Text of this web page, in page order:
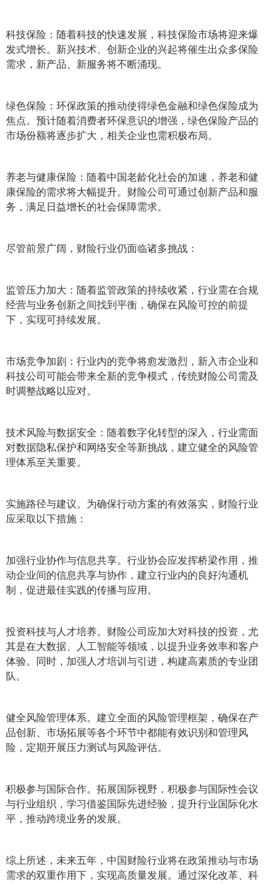
科技保险：随着科技的快速发展，科技保险市场将迎来爆
发式增长。新兴技术、创新企业的兴起将催生出众多保险
需求，新产品、新服务将不断涌现。
绿色保险：环保政策的推动使得绿色金融和绿色保险成为
焦点。预计随着消费者环保意识的增强，绿色保险产品的
市场份额将逐步扩大，相关企业也需积极布局。
养老与健康保险：随着中国老龄化社会的加速，养老和健
康保险的需求将大幅提升。财险公司可通过创新产品和服
务，满足日益增长的社会保障需求。
尽管前景广阔，财险行业仍面临诸多挑战：
监管压力加大：随着监管政策的持续收紧，行业需在合规
经营与业务创新之间找到平衡，确保在风险可控的前提
下，实现可持续发展。
市场竞争加剧：行业内的竞争将愈发激烈，新入市企业和
科技公司可能会带来全新的竞争模式，传统财险公司需及
时调整战略以应对。
技术风险与数据安全：随着数字化转型的深入，行业需面
对数据隐私保护和网络安全等新挑战，建立健全的风险管
理体系至关重要。
实施路径与建议。为确保行动方案的有效落实，财险行业
应采取以下措施：
加强行业协作与信息共享。行业协会应发挥桥梁作用，推
动企业间的信息共享与协作，建立行业内的良好沟通机
制，促进最佳实践的传播与应用。
投资科技与人才培养。财险公司应加大对科技的投资，尤
其是在大数据、人工智能等领域，以提升业务效率和客户
体验。同时，加强人才培训与引进，构建高素质的专业团
队。
健全风险管理体系。建立全面的风险管理框架，确保在产
品创新、市场拓展等各个环节中都能有效识别和管理风
险，定期开展压力测试与风险评估。
积极参与国际合作。拓展国际视野，积极参与国际性会议
与行业组织，学习借鉴国际先进经验，提升行业国际化水
平，推动跨境业务的发展。
综上所述，未来五年，中国财险行业将在政策推动与市场
需求的双重作用下，实现高质量发展。通过深化改革、科